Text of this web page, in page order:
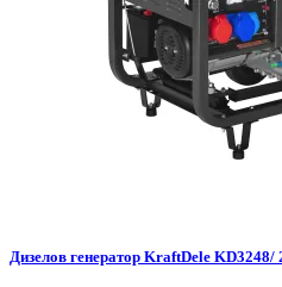
Дизелов генератор KraftDele